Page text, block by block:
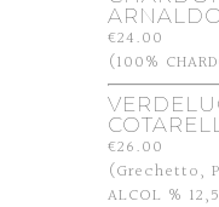
€24.00
(100%
€26.00
(Grechetto,
ALCOL % 12,5